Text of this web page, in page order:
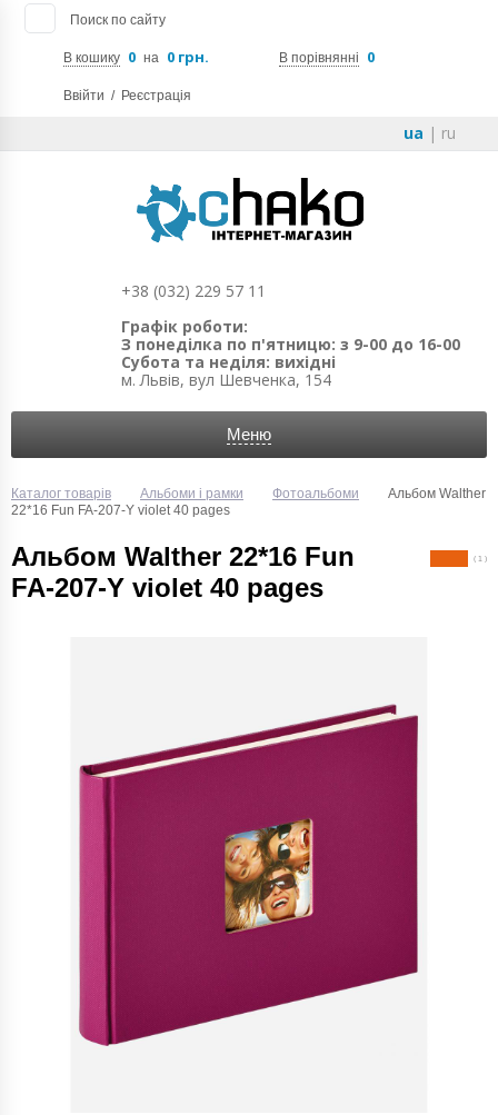
Поиск по сайту
В кошику 0 на 0 грн. В порівнянні 0
Ввійти / Реєстрація
ua | ru
+38 (032) 229 57 11
Графік роботи:
З понеділка по п'ятницю: з 9-00 до 16-00
Субота та неділя: вихідні
м. Львів, вул Шевченка, 154
Меню
Каталог товарів Альбоми і рамки Фотоальбоми
Альбом Walther
22*16 Fun FA-207-Y violet 40 pages
Альбом Walther 22*16 Fun
FA-207-Y violet 40 pages
( 1 )